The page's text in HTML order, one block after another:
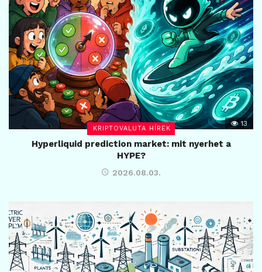
KRIPTOVALUTA HÍREK
13
Hyperliquid prediction market: mit nyerhet a
HYPE?
2026.08.03.